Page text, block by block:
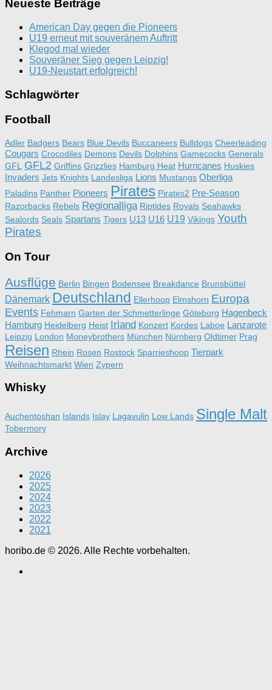
Neueste Beiträge
American Day gegen die Pioneers
U19 erneut mit souveränem Auftritt
Klegod mal wieder
Souveräner Sieg gegen Leipzig!
U19-Neustart erfolgreich!
Schlagwörter
Football
Adler Badgers Bears Blue Devils Buccaneers Bulldogs Cheerleading
Cougars Crocodiles Demons Devils Dolphins Gamecocks Generals
GFL GFL2 Griffins Grizzlies Hamburg Heat Hurricanes Huskies
Invaders Jets Knights Landesliga Lions Mustangs Oberliga
Paladins Panther Pioneers Pirates Pirates2 Pre-Season
Razorbacks Rebels Regionalliga Riptides Royals Seahawks
Sealords Seals Spartans Tigers U13 U16 U19 Vikings Youth
Pirates
On Tour
Ausflüge Berlin Bingen Bodensee Breakdance Brunsbüttel
Dänemark Deutschland Ellerhoop Elmshorn Europa
Events Fehmarn Garten der Schmetterlinge Göteborg Hagenbeck
Hamburg Heidelberg Heist Irland Konzert Kordes Laboe Lanzarote
Leipzig London Moneybrothers München Nürnberg Oldtimer Prag
Reisen Rhein Rosen Rostock Sparrieshoop Tierpark
Weihnachtsmarkt Wien Zypern
Whisky
Auchentoshan Islands Islay Lagavulin Low Lands Single Malt
Tobermory
Archive
2026
2025
2024
2023
2022
2021
horibo.de © 2026. Alle Rechte vorbehalten.